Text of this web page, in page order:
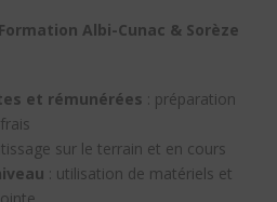
Albi-Cunac & Sorèze
et rémunérées : préparation
sur le terrain et en cours
: utilisation de matériels et